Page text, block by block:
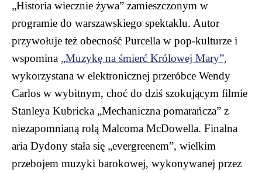
„Historia wiecznie żywa” zamieszczonym w
programie do warszawskiego spektaklu. Autor
przywołuje też obecność Purcella w pop-kulturze i
wspomina „Muzykę na śmierć Królowej Mary”,
wykorzystana w elektronicznej przeróbce Wendy
Carlos w wybitnym, choć do dziś szokującym filmie
Stanleya Kubricka „Mechaniczna pomarańcza” z
niezapomnianą rolą Malcoma McDowella. Finalna
aria Dydony stała się „evergreenem”, wielkim
przebojem muzyki barokowej, wykonywanej przez